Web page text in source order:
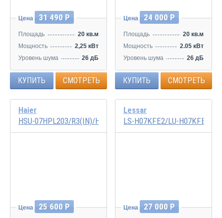
Цена 31 490 Р
Площадь
20 кв.м
Мощность
2,25 кВт
Уровень шума
26 дБ
КУПИТЬ СМОТРЕТЬ
Цена 24 000 Р
Площадь
20 кв.м
Мощность
2.05 кВт
Уровень шума
26 дБ
КУПИТЬ СМОТРЕТЬ
Haier
HSU-07HPL203/R3(IN)/HSU-07HPL03/R3
Цена 25 600 Р
Lessar
LS-H07KFE2/LU-H07KFE2
Цена 27 000 Р